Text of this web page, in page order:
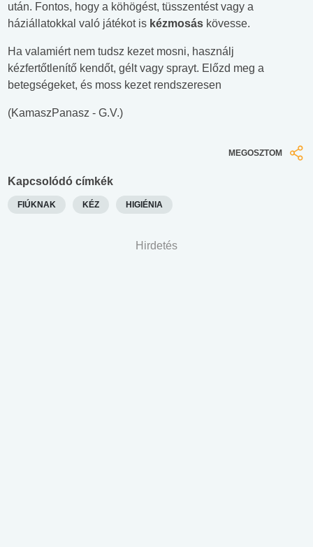
után. Fontos, hogy a köhögést, tüsszentést vagy a
háziállatokkal való játékot is kézmosás kövesse.
Ha valamiért nem tudsz kezet mosni, használj
kézfertőtlenítő kendőt, gélt vagy sprayt. Előzd meg a
betegségeket, és moss kezet rendszeresen
(KamaszPanasz - G.V.)
MEGOSZTOM
Kapcsolódó címkék
FIÚKNAK KÉZ HIGIÉNIA
Hirdetés